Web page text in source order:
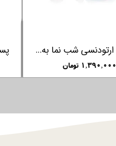
پستانک ارتودنسی شب نما به همراه بند پستانک فارلین FARLIN
۱,۳۹۰,۰۰۰ تومان